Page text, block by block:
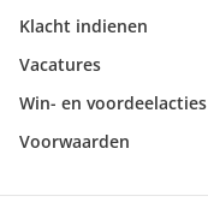
Klacht indienen
Vacatures
Win- en voordeelacties
Voorwaarden